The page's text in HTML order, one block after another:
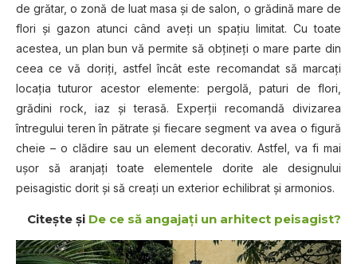
de grătar, o zonă de luat masa şi de salon, o grădină mare de
flori şi gazon atunci când aveţi un spaţiu limitat. Cu toate
acestea, un plan bun vă permite să obţineţi o mare parte din
ceea ce vă doriţi, astfel încât este recomandat să marcaţi
locaţia tuturor acestor elemente: pergolă, paturi de flori,
grădini rock, iaz şi terasă. Experţii recomandă divizarea
întregului teren în pătrate şi fiecare segment va avea o figură
cheie – o clădire sau un element decorativ. Astfel, va fi mai
uşor să aranjaţi toate elementele dorite ale designului
peisagistic dorit şi să creaţi un exterior echilibrat şi armonios.
Citeşte şi De ce să angajaţi un arhitect peisagist?